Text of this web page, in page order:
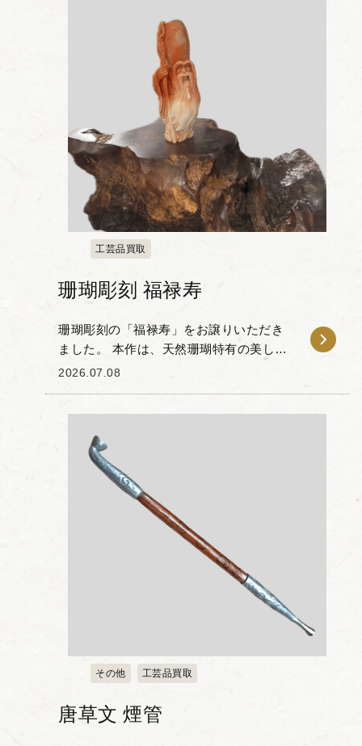
工芸品買取
珊瑚彫刻 福禄寿
珊瑚彫刻の「福禄寿」をお譲りいただき
ました。 本作は、天然珊瑚特有の美しい
グラデーションや色合いを活かし、細部
2026.07.08
その他 工芸品買取
唐草文 煙管